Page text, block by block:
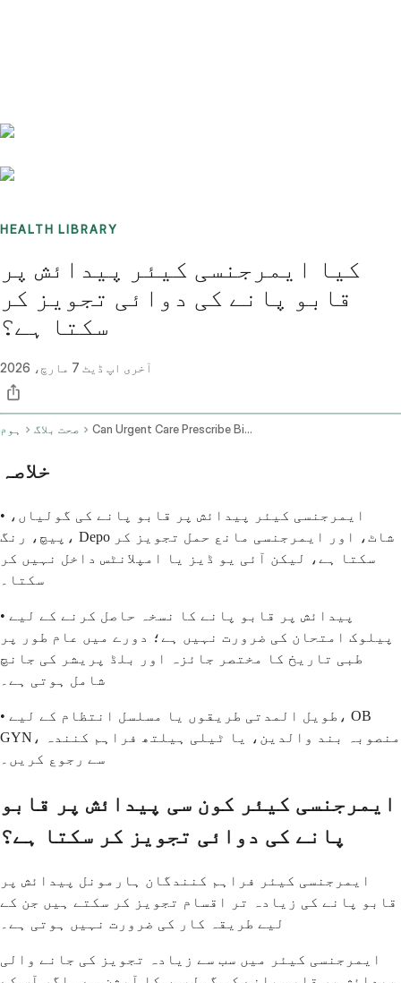
HEALTH LIBRARY
کیا ایمرجنسی کیئر پیدائش پر
قابو پانے کی دوائی تجویز کر
سکتا ہے؟
آخری اپ ڈیٹ 7 مارچ، 2026
ہوم صحت بلاگ Can Urgent Care Prescribe Birth Control
خلاصہ
• ایمرجنسی کیئر پیدائش پر قابو پانے کی گولیاں،
پیچ، رنگ، Depo شاٹ، اور ایمرجنسی مانع حمل تجویز کر
سکتا ہے، لیکن آئی یو ڈیز یا امپلانٹس داخل نہیں کر
سکتا۔
• پیدائش پر قابو پانے کا نسخہ حاصل کرنے کے لیے
پیلوک امتحان کی ضرورت نہیں ہے؛ دورے میں عام طور پر
طبی تاریخ کا مختصر جائزہ اور بلڈ پریشر کی جانچ
شامل ہوتی ہے۔
• طویل المدتی طریقوں یا مسلسل انتظام کے لیے، OB
GYN، منصوبہ بند والدین، یا ٹیلی ہیلتھ فراہم کنندہ
سے رجوع کریں۔
ایمرجنسی کیئر کون سی پیدائش پر قابو
پانے کی دوائی تجویز کر سکتا ہے؟
ایمرجنسی کیئر فراہم کنندگان ہارمونل پیدائش پر
قابو پانے کی زیادہ تر اقسام تجویز کر سکتے ہیں جن کے
لیے طریقہ کار کی ضرورت نہیں ہوتی ہے۔
ایمرجنسی کیئر میں سب سے زیادہ تجویز کی جانے والی